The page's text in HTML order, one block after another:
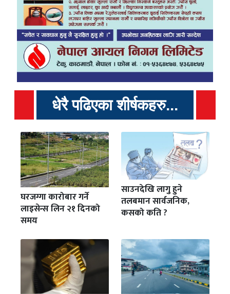
धेरै पढिएका शीर्षकहरु...
घरजग्गा कारोबार गर्ने
लाइसेन्स लिन २१ दिनको
समय
साउनदेखि लागु हुने
तलबमान सार्वजनिक,
कसको कति ?